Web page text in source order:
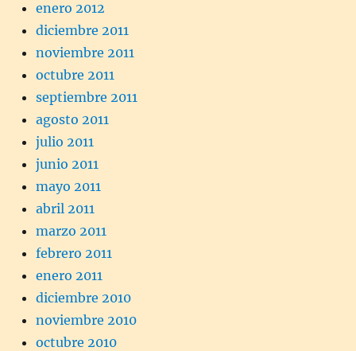
enero 2012
diciembre 2011
noviembre 2011
octubre 2011
septiembre 2011
agosto 2011
julio 2011
junio 2011
mayo 2011
abril 2011
marzo 2011
febrero 2011
enero 2011
diciembre 2010
noviembre 2010
octubre 2010